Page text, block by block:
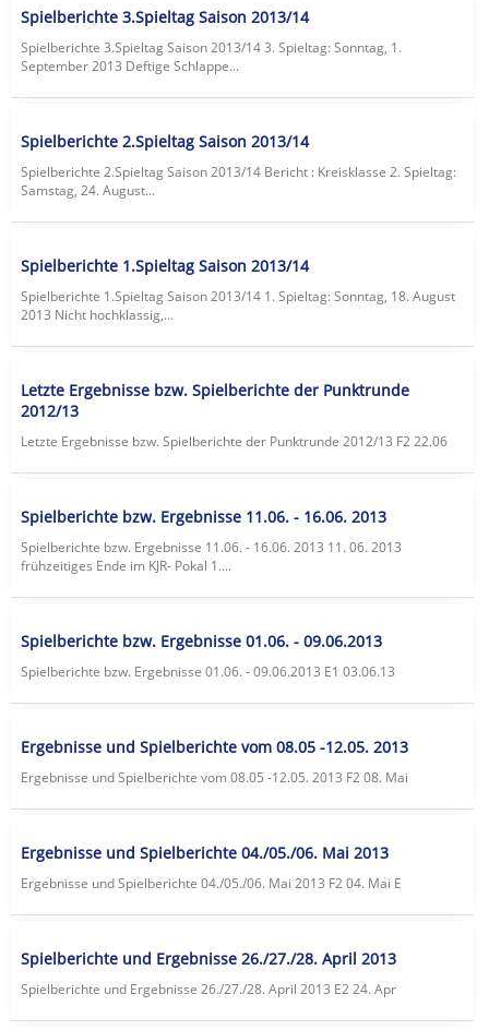
Spielberichte 3.Spieltag Saison 2013/14
Spielberichte 3.Spieltag Saison 2013/14 3. Spieltag: Sonntag, 1.
September 2013 Deftige Schlappe...
Spielberichte 2.Spieltag Saison 2013/14
Spielberichte 2.Spieltag Saison 2013/14 Bericht : Kreisklasse 2. Spieltag:
Samstag, 24. August...
Spielberichte 1.Spieltag Saison 2013/14
Spielberichte 1.Spieltag Saison 2013/14 1. Spieltag: Sonntag, 18. August
2013 Nicht hochklassig,...
Letzte Ergebnisse bzw. Spielberichte der Punktrunde
2012/13
Letzte Ergebnisse bzw. Spielberichte der Punktrunde 2012/13 F2 22.06
Spielberichte bzw. Ergebnisse 11.06. - 16.06. 2013
Spielberichte bzw. Ergebnisse 11.06. - 16.06. 2013 11. 06. 2013
frühzeitiges Ende im KJR- Pokal 1....
Spielberichte bzw. Ergebnisse 01.06. - 09.06.2013
Spielberichte bzw. Ergebnisse 01.06. - 09.06.2013 E1 03.06.13
Ergebnisse und Spielberichte vom 08.05 -12.05. 2013
Ergebnisse und Spielberichte vom 08.05 -12.05. 2013 F2 08. Mai
Ergebnisse und Spielberichte 04./05./06. Mai 2013
Ergebnisse und Spielberichte 04./05./06. Mai 2013 F2 04. Mai E
Spielberichte und Ergebnisse 26./27./28. April 2013
Spielberichte und Ergebnisse 26./27./28. April 2013 E2 24. Apr